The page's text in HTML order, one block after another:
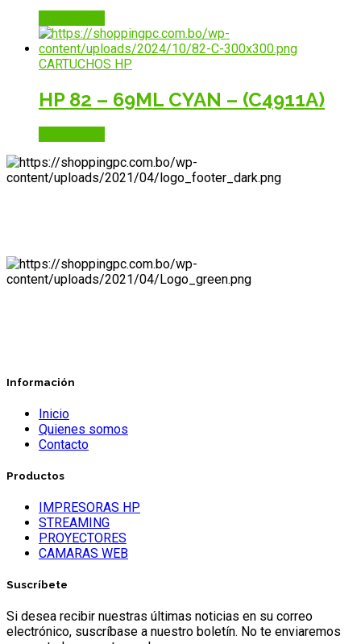
CARTUCHOS HP
HP 82 – 69ML CYAN – (C4911A)
Información
Inicio
Quienes somos
Contacto
Productos
IMPRESORAS HP
STREAMING
PROYECTORES
CAMARAS WEB
Suscríbete
Si desea recibir nuestras últimas noticias en su correo
electrónico, suscríbase a nuestro boletín. No te enviaremos